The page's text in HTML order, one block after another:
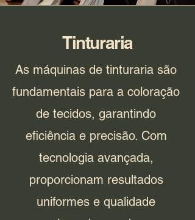
Tinturaria
As máquinas de tinturaria são
fundamentais para a coloração
de tecidos, garantindo
eficiência e precisão. Com
tecnologia avançada,
proporcionam resultados
uniformes e qualidade